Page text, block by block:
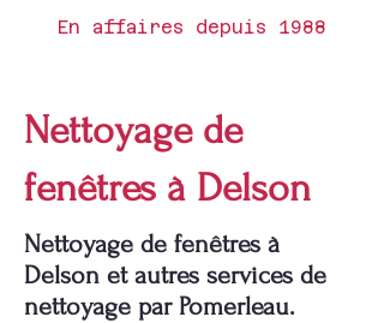
En affaires depuis 1988
Nettoyage de
fenêtres à Delson
Nettoyage de fenêtres à
Delson et autres services de
nettoyage par Pomerleau.